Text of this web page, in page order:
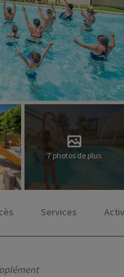
7 photos de plus
Services